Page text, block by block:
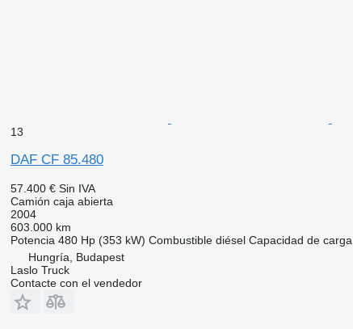
13
DAF CF 85.480
57.400 € Sin IVA
Camión caja abierta
2004
603.000 km
Potencia 480 Hp (353 kW) Combustible diésel Capacidad de carga
Hungría, Budapest
Laslo Truck
Contacte con el vendedor